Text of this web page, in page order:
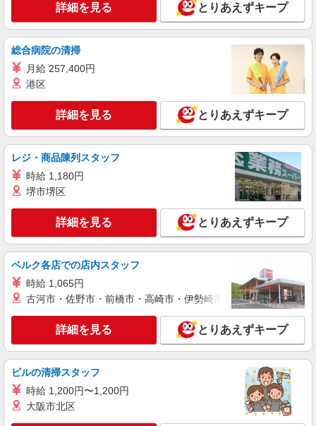
パート
コンパスグループ・ジャパン株式会社 21679_p
調理員【アルバイト・パート】
(試用期間2ヶ月) 残業が発生した場合、残業代を1
東精エンジニアリング神立工場店 （茨城県土
キープ 詳細を見る
アルバイト パート
コンパスグループ・ジャパン株式会社 21566_p
調理補助【アルバイト・パート】
時給1,150円以上 試用期間中 時給1,150円以上
(試用期間2ヶ月) 残業が発生した場合、残業代を1
分単位で別途支給します。
東京精密土浦工場 （茨城県土浦市東中貫町
4）
キープ 詳細を見る
アルバイト パート
すき家 土浦荒川沖店
すき家の店舗スタッフ（接客・調理・清掃な
ど）
茨城県土浦市荒川沖東2-17-10
詳細を見る とりあえずキープ
総合病院の清掃
月給 257,400円
港区
詳細を見る とりあえずキープ
レジ・商品陳列スタッフ
時給 1,180円
堺市堺区
詳細を見る とりあえずキープ
ベルク各店での店内スタッフ
時給 1,065円
古河市・佐野市・前橋市・高崎市・伊勢崎市・太田市・館林市
詳細を見る とりあえずキープ
ビルの清掃スタッフ
時給 1,200円〜1,200円
大阪市北区